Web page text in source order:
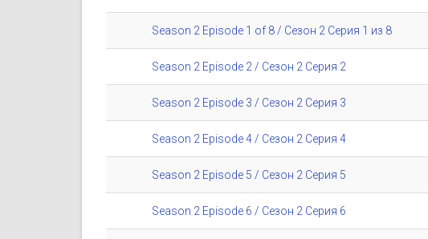
Season 2 Episode 1 of 8 / Сезон 2 Серия 1 из 8
Season 2 Episode 2 / Сезон 2 Серия 2
Season 2 Episode 3 / Сезон 2 Серия 3
Season 2 Episode 4 / Сезон 2 Серия 4
Season 2 Episode 5 / Сезон 2 Серия 5
Season 2 Episode 6 / Сезон 2 Серия 6